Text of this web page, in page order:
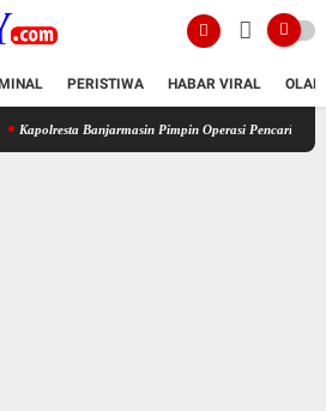
PERISTIWA HABAR VIRAL
Pimpin Operasi Pencarian, Korban Tenggelam